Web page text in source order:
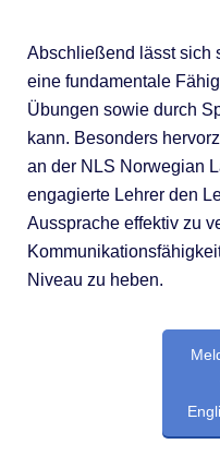
Abschließend lässt sich
eine fundamentale
Übungen sowie durch
kann. Besonders
an der NLS Norwegian
engagierte Lehrer den
Aussprache effektiv zu
Niveau zu heben.